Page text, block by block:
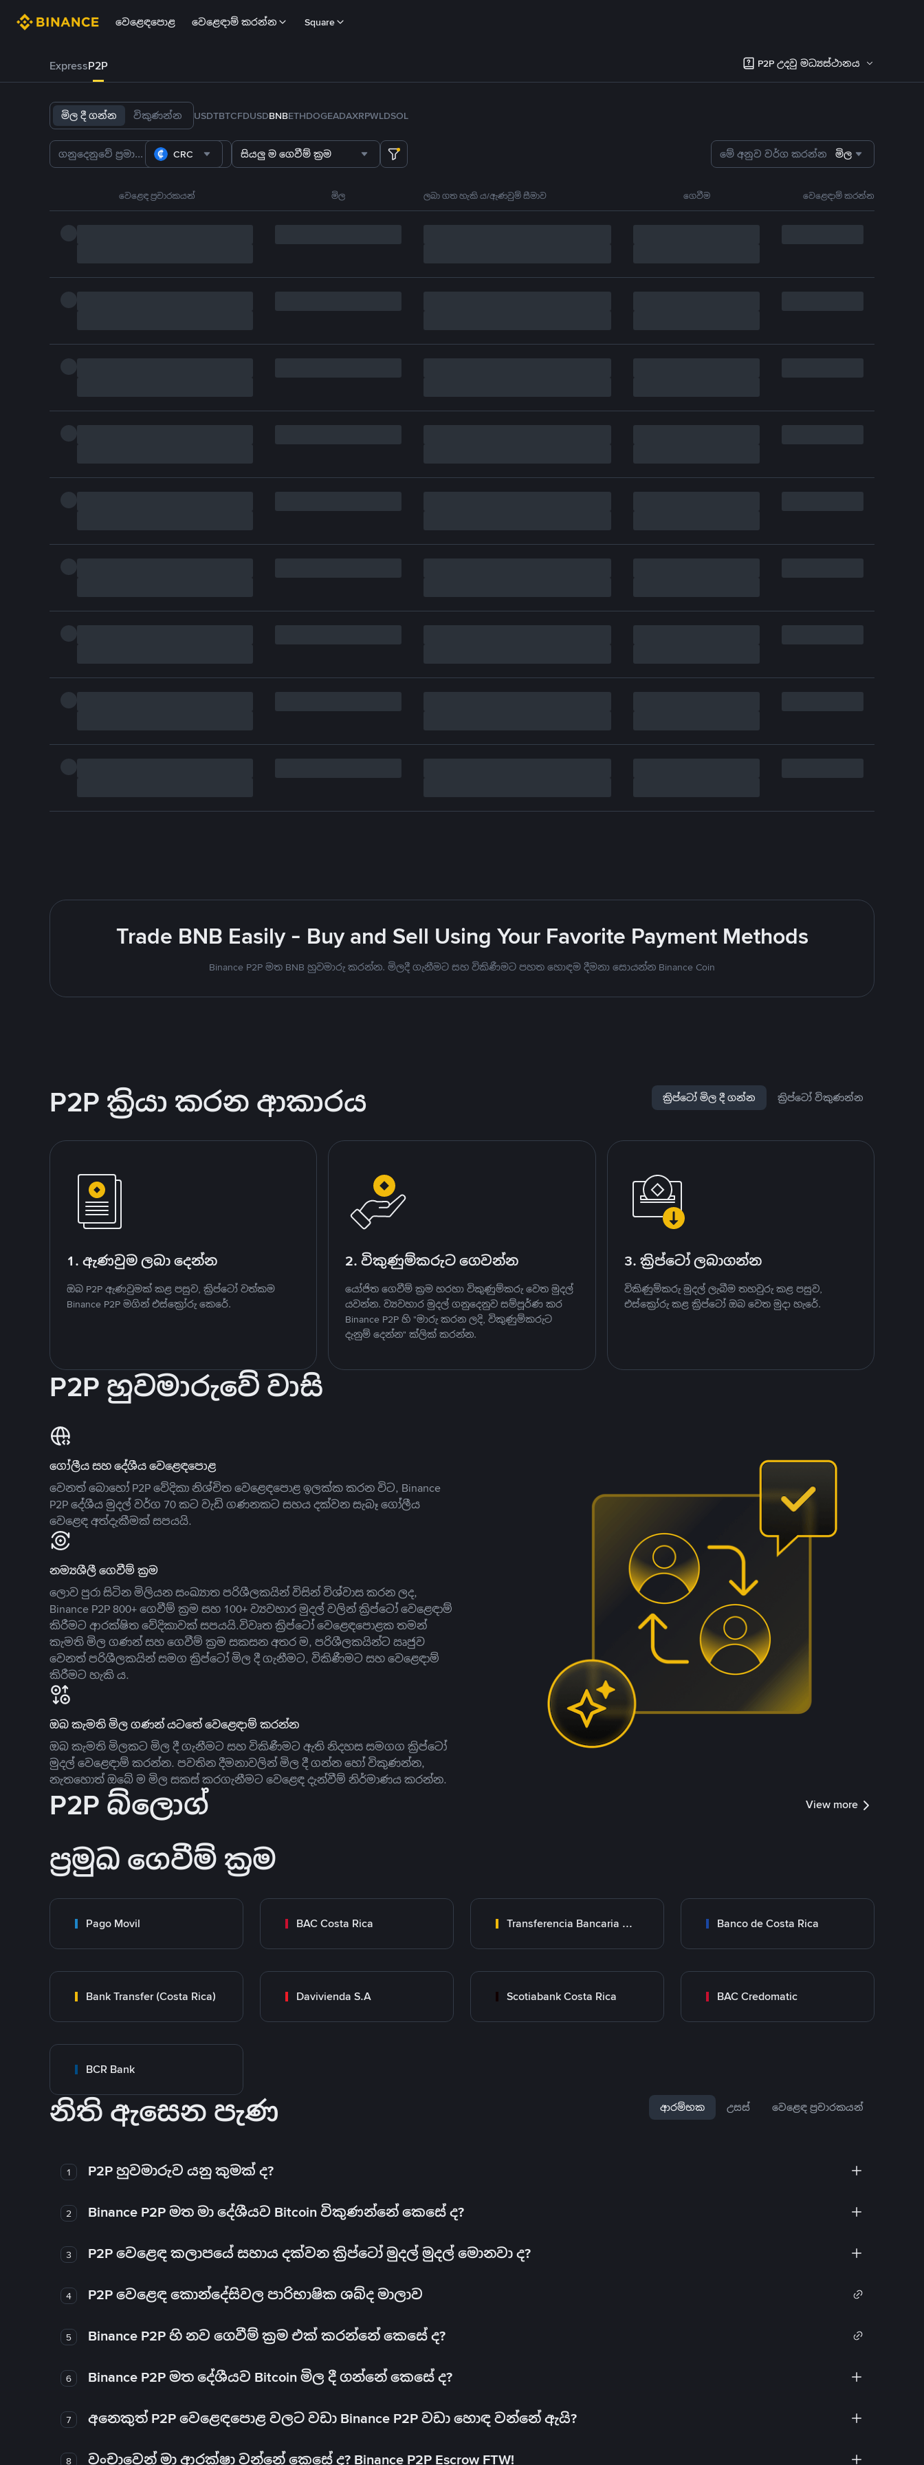
වෙළෙඳපොළ වෙළෙඳාම් කරන්න Square
ExpressP2P P2P උදවු මධ්‍යස්ථානය
මිල දී ගන්න විකුණන්න USDTBTCFDUSDBNBETHDOGEADAXRPWLDSOL
CRC සියලු ම ගෙවීම් ක්‍රම මේ අනුව වර්ග කරන්න මිල
වෙළෙඳ ප්‍රචාරකයන් මිල ලබා ගත හැකි ය/ඇණවුම් සීමාව ගෙවීම වෙළෙඳාම් කරන්න
Trade BNB Easily - Buy and Sell Using Your Favorite Payment Methods
Binance P2P මත BNB හුවමාරු කරන්න. මිලදී ගැනීමට සහ විකිණීමට පහත හොඳම දීමනා සොයන්න Binance Coin
P2P ක්‍රියා කරන ආකාරය ක්‍රිප්ටෝ මිල දී ගන්න ක්‍රිප්ටෝ විකුණන්න
1. ඇණවුම ලබා දෙන්න
ඔබ P2P ඇණවුමක් කළ පසුව, ක්‍රිප්ටෝ වත්කම
Binance P2P මගින් එස්ක්‍රෝරු කෙරේ.
2. විකුණුම්කරුට ගෙවන්න
යෝජිත ගෙවීම් ක්‍රම හරහා විකුණුම්කරු වෙත මුදල්
යවන්න. ව්‍යවහාර මුදල් ගනුදෙනුව සම්පූර්ණ කර
Binance P2P හි "මාරු කරන ලදි, විකුණුම්කරුට
දැනුම් දෙන්න" ක්ලික් කරන්න.
3. ක්‍රිප්ටෝ ලබාගන්න
විකිණුම්කරු මුදල් ලැබීම තහවුරු කළ පසුව,
එස්ක්‍රෝරු කළ ක්‍රිප්ටෝ ඔබ වෙත මුදා හැරේ.
P2P හුවමාරුවේ වාසි
ගෝලීය සහ දේශීය වෙළෙඳපොළ
වෙනත් බොහෝ P2P වේදිකා නිශ්චිත වෙළෙඳපොළ ඉලක්ක කරන විට, Binance
P2P දේශීය මුදල් වර්ග 70 කට වැඩි ගණනකට සහය දක්වන සැබෑ ගෝලීය
වෙළෙඳ අත්දැකීමක් සපයයි.
නම්‍යශීලී ගෙවීම් ක්‍රම
ලොව පුරා සිටින මිලියන සංඛ්‍යාත පරිශීලකයින් විසින් විශ්වාස කරන ලද,
Binance P2P 800+ ගෙවීම් ක්‍රම සහ 100+ ව්‍යවහාර මුදල් වලින් ක්‍රිප්ටෝ වෙළෙඳාම්
කිරීමට ආරක්ෂිත වේදිකාවක් සපයයි.විවෘත ක්‍රිප්ටෝ වෙළෙඳපොළක තමන්
කැමති මිල ගණන් සහ ගෙවීම් ක්‍රම සකසන අතර ම, පරිශීලකයින්ට ඍජුව
වෙනත් පරිශීලකයින් සමග ක්‍රිප්ටෝ මිල දී ගැනීමට, විකිණීමට සහ වෙළෙඳාම්
කිරීමට හැකි ය.
ඔබ කැමති මිල ගණන් යටතේ වෙළෙඳාම් කරන්න
ඔබ කැමති මිලකට මිල දී ගැනීමට සහ විකිණීමට ඇති නිදහස සමගග ක්‍රිප්ටෝ
මුදල් වෙළෙඳාම් කරන්න. පවතින දීමනාවලින් මිල දී ගන්න හෝ විකුණන්න,
නැතහොත් ඔබේ ම මිල සකස් කරගැනීමට වෙළෙඳ දැන්වීම් නිර්මාණය කරන්න.
P2P බ්ලොග් View more
ප්‍රමුඛ ගෙවීම් ක්‍රම
Pago Movil BAC Costa Rica Transferencia Bancaria Costa Rica Banco de Costa Rica
Bank Transfer (Costa Rica) Davivienda S.A Scotiabank Costa Rica BAC Credomatic
BCR Bank
නිති ඇසෙන පැණ ආරම්භක උසස් වෙළෙඳ ප්‍රචාරකයන්
1 P2P හුවමාරුව යනු කුමක් ද?
2 Binance P2P මත මා දේශීයව Bitcoin විකුණන්නේ කෙසේ ද?
3 P2P වෙළෙඳ කලාපයේ සහාය දක්වන ක්‍රිප්ටෝ මුදල් මුදල් මොනවා ද?
4 P2P වෙළෙඳ කොන්දේසිවල පාරිභාෂික ශබ්ද මාලාව
5 Binance P2P හි නව ගෙවීම් ක්‍රම එක් කරන්නේ කෙසේ ද?
6 Binance P2P මත දේශීයව Bitcoin මිල දී ගන්නේ කෙසේ ද?
7 අනෙකුත් P2P වෙළෙඳපොළ වලට වඩා Binance P2P වඩා හොඳ වන්නේ ඇයි?
8 වංචාවෙන් මා ආරක්ෂා වන්නේ කෙසේ ද? Binance P2P Escrow FTW!